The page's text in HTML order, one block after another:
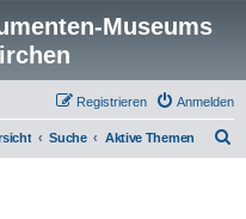
Museums
Anmelden
Registrieren
Suche Aktive Themen